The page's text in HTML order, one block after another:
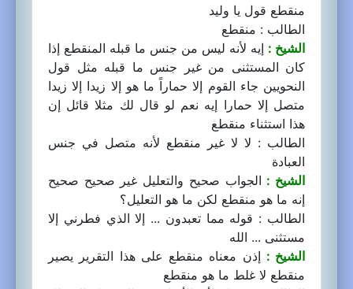
منقطع قول يا وليد
الطالب : منقطع
الشيخ : إيه لأنه ليس من جنس ما قبله المنقطع إذا
كان المستثنى من غير جنس ما قبله مثل قول
النحويين جاء القوم إلا حماراً ما هو إلا زيدا إلا زيدا
متصل إلا حمارا إيه نعم لو قال لك مثلا قائل إن
هذا استثناء منقطع
الطالب : لا لا غير منقطع لأنه متصل في جنس
العبادة
الشيخ : الجواب صحيح والتعليل غير صحيح صحيح
إنه ما هو منقطع لكن ما هو التعليل؟
الطالب : قوله مما تعبدون ... إلا الذي فطرني إلا
مستثنى ... الله
الشيخ : إذن معناه منقطع على هذا التقرير يصير
منقطع لا غلط ما هو منقطع